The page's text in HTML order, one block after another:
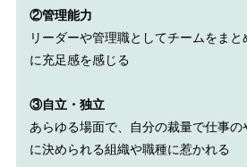
②管理能力
リーダーや管理職としてチームをまと
に充足感を感じる
③自立・独立
あらゆる場面で、自分の裁量で仕事
に決められる組織や職種に惹かれる